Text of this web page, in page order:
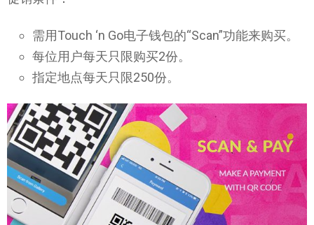
需用Touch ‘n Go电子钱包的“Scan”功能来购买。
每位用户每天只限购买2份。
指定地点每天只限250份。